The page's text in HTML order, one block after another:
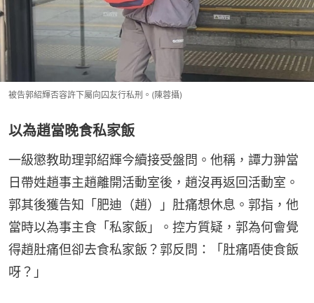
被告郭紹輝否容許下屬向囚友行私刑。(陳蓉攝)
以為趙當晚食私家飯
一級懲教助理郭紹輝今續接受盤問。他稱，譚力翀當
日帶姓趙事主趙離開活動室後，趙沒再返回活動室。
郭其後獲告知「肥迪（趙）」肚痛想休息。郭指，他
當時以為事主食「私家飯」。控方質疑，郭為何會覺
得趙肚痛但卻去食私家飯？郭反問：「肚痛唔使食飯
呀？」